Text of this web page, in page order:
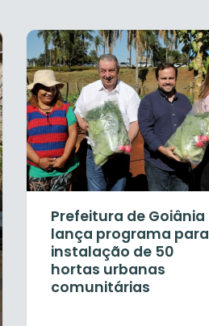
Prefeitura de Goiânia
lança programa para
instalação de 50
hortas urbanas
comunitárias